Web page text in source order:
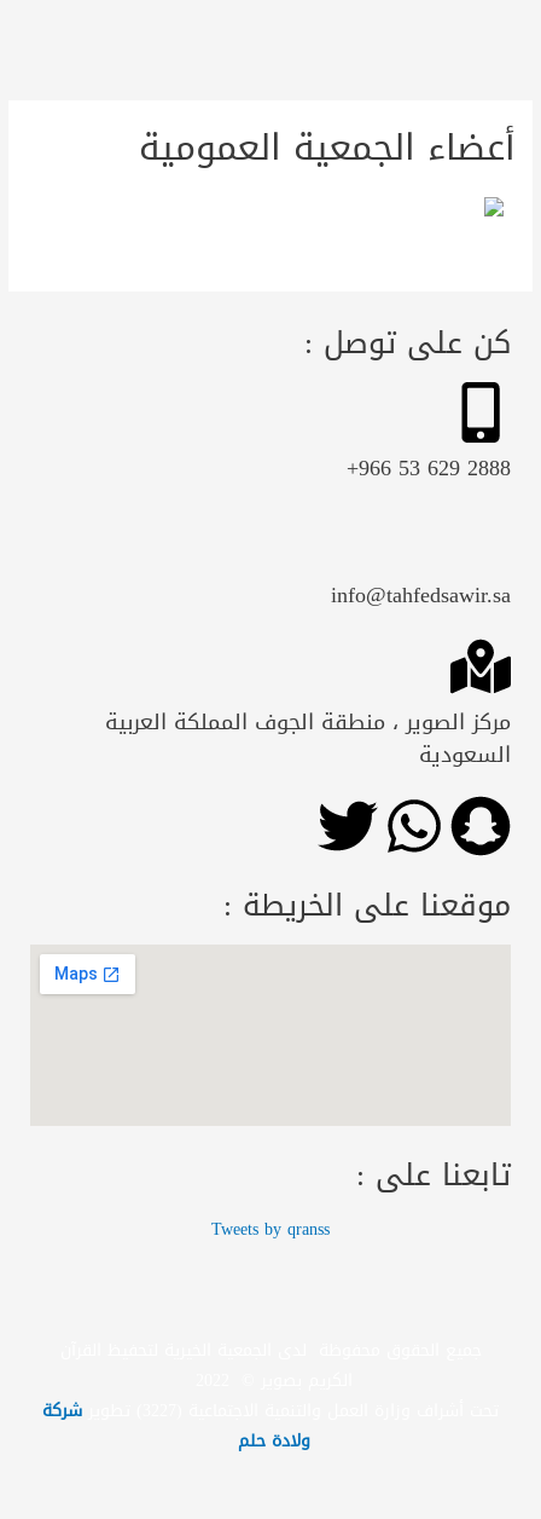
أعضاء الجمعية العمومية
كن على توصل :
2888 629 53 966+
info@tahfedsawir.sa
مركز الصوير ، منطقة الجوف المملكة العربية
السعودية
موقعنا على الخريطة :
تابعنا على :
Tweets by qranss
شركة
ولادة حلم